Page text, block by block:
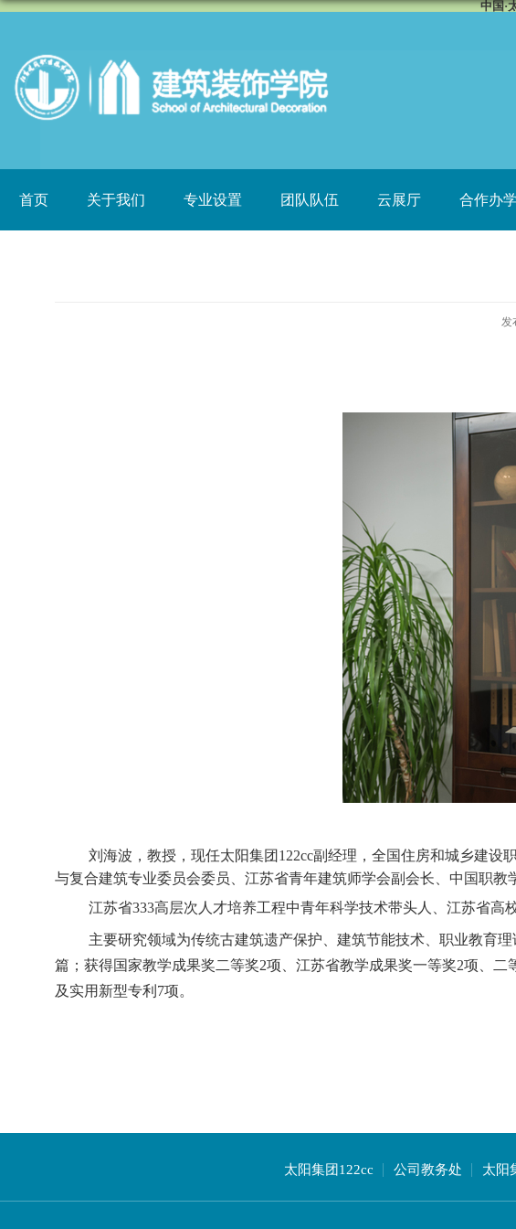
中国·
首页 关于我们 专业设置 团队队伍 云展厅 合作办学
发
刘海波，教授，现任太阳集团122cc副经理， 全国住房和城乡建设
与复合建筑专业委员会委员、江苏省青年建筑师学会副会长、中国职教
江苏省333高层次人才培养工程中青年科学技术带头人、江苏省
主要研究领域为传统古建筑遗产保护、建筑节能技术、职业教育
篇；获得国家教学成果奖二等奖2项、江苏省教学成果奖一等奖2项、
及实用新型专利7项。
太阳集团122cc 公司教务处 太阳